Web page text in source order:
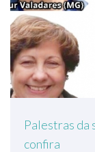
Palestras da
confira